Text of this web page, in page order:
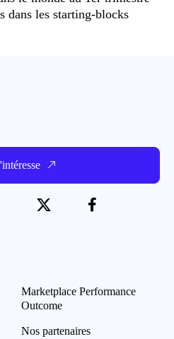
dans les starting-blocks
Marketplace Performance
Outcome
Nos partenaires